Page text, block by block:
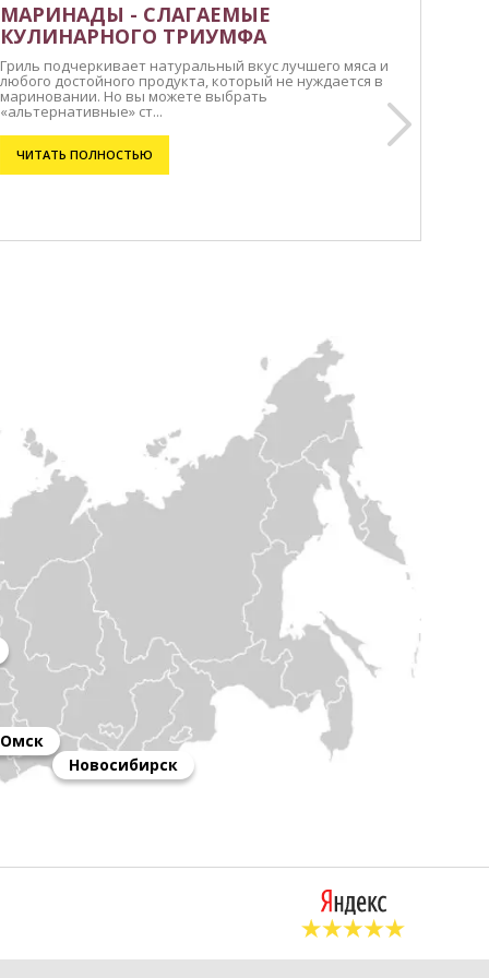
МАРИНАДЫ - СЛАГАЕМЫЕ
КУЛИНАРНОГО ТРИУМФА
Гриль подчеркивает натуральный вкус лучшего мяса и
любого достойного продукта, который не нуждается в
мариновании. Но вы можете выбрать
«альтернативные» ст...
ЧИТАТЬ ПОЛНОСТЬЮ
Омск
Новосибирск